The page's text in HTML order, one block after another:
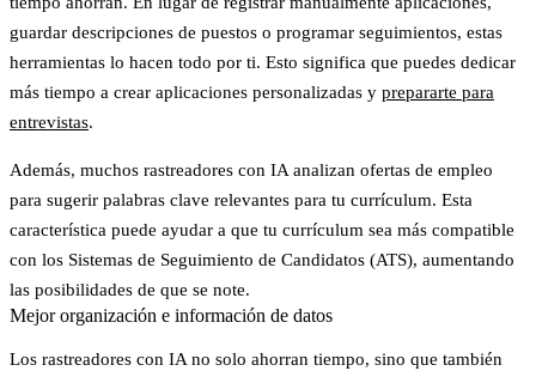
guardar descripciones de puestos o programar seguimientos, estas
herramientas lo hacen todo por ti. Esto significa que puedes dedicar
más tiempo a crear aplicaciones personalizadas y prepararte para
entrevistas.
Además, muchos rastreadores con IA analizan ofertas de empleo
para sugerir palabras clave relevantes para tu currículum. Esta
característica puede ayudar a que tu currículum sea más compatible
con los Sistemas de Seguimiento de Candidatos (ATS), aumentando
las posibilidades de que se note.
Mejor organización e información de datos
Los rastreadores con IA no solo ahorran tiempo, sino que también